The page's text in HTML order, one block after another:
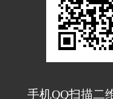
手机QQ扫描二